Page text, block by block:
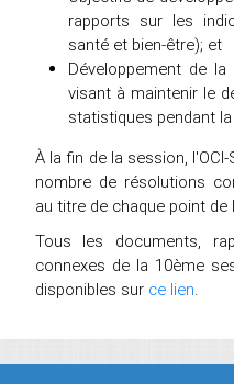
rapports sur les
santé et bien-être); et
Développement de
visant à maintenir le
statistiques pendant la
À la fin de la session,
nombre de résolutions
au titre de chaque point de
Tous les documents,
connexes de la 10ème
disponibles sur ce lien.